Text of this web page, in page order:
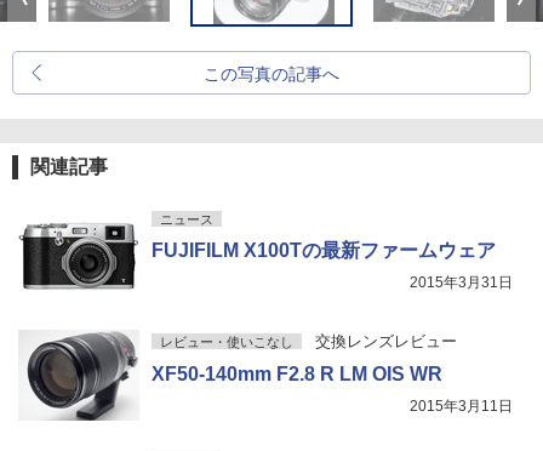
この写真の記事へ
関連記事
ニュース
FUJIFILM X100Tの最新ファームウェア
2015年3月31日
レビュー・使いこなし 交換レンズレビュー
XF50-140mm F2.8 R LM OIS WR
2015年3月11日